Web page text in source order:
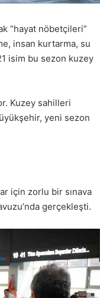
“hayat nöbetçileri”
insan kurtarma, su
isim bu sezon kuzey
Kuzey sahilleri
yeni sezon
için zorlu bir sınava
gerçekleşti.